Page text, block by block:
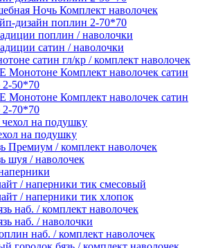
Ночь Комплект наволочек
дизайн поплин 2-70*70
поплин / наволочки
сатин / наволочки
сатин гл/кр / комплект наволочек
Монотоне Комплект наволочек сатин
2-50*70
Монотоне Комплект наволочек сатин
2-70*70
на подушку
на подушку
Премиум / комплект наволочек
шуя / наволочек
/ наперники тик смесовый
/ наперники тик хлопок
наб. / комплект наволочек
наб. / наволочки
наб. / комплект наволочек